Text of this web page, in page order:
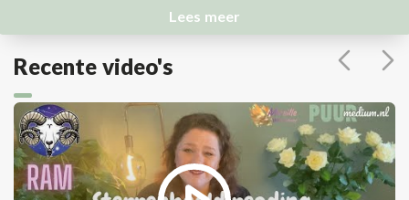
Lees meer
Recente video's